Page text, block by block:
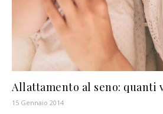
Allattamento al seno: quanti
15 Gennaio 2014